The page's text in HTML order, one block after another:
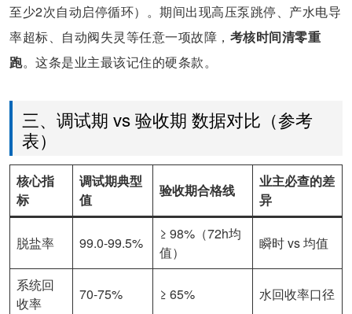
至少2次自动启停循环）。期间出现高压泵跳停、产水电导
率超标、自动阀失灵等任意一项故障， 考核时间清零重
跑。这条是业主最该记住的硬条款。
三、调试期 vs 验收期 数据对比（参考
表）
核心指
标
调试期典型
值
验收期合格线
业主必查的差
异
脱盐率 99.0-99.5%
≥ 98%（72h均
值）
瞬时 vs 均值
系统回
收率
70-75% ≥ 65% 水回收率口径